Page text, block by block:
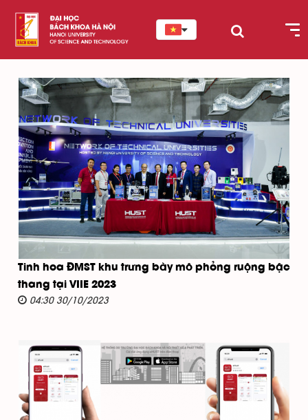
Tinh hoa ĐMST khu trưng bày mô phỏng ruộng bậc
thang tại VIIE 2023
04:30 30/10/2023